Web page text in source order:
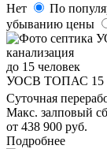
Нет
По
убыванию цены
до 15 человек
УОСВ ТОПАС 15
Суточная
Макс. залповый
от 438 900 руб.
Подробнее